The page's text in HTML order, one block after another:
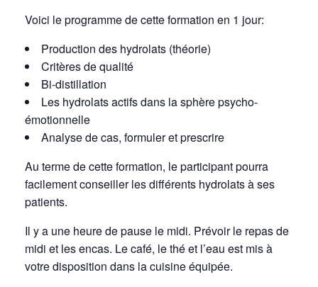
Voici le programme de cette formation en 1 jour:
Production des hydrolats (théorie)
Critères de qualité
Bi-distillation
Les hydrolats actifs dans la sphère psycho-
émotionnelle
Analyse de cas, formuler et prescrire
Au terme de cette formation, le participant pourra
facilement conseiller les différents hydrolats à ses
patients.
Il y a une heure de pause le midi. Prévoir le repas de
midi et les encas. Le café, le thé et l’eau est mis à
votre disposition dans la cuisine équipée.